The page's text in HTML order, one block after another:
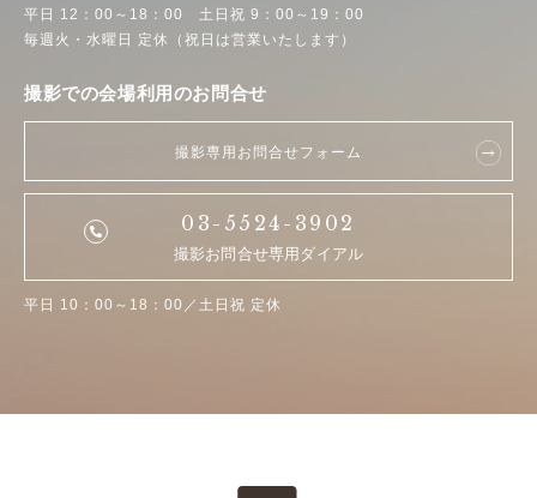
平日 12：00～18：00 土日祝 9：00～19：00
毎週火・水曜日 定休（祝日は営業いたします）
撮影での会場利用のお問合せ
撮影専用お問合せフォーム
03-5524-3902
撮影お問合せ専用ダイアル
平日 10：00～18：00／土日祝 定休